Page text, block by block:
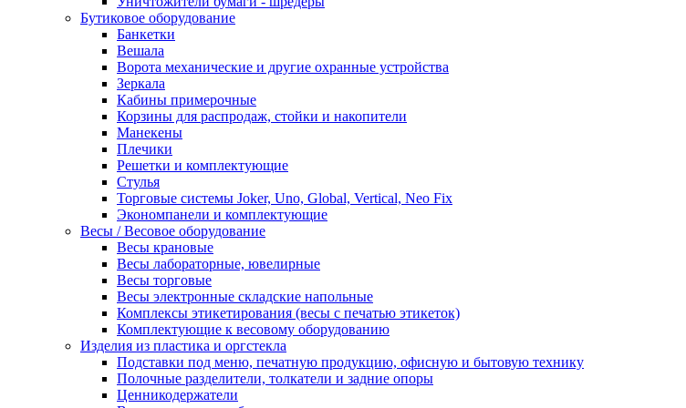
Бутиковое оборудование
Банкетки
Вешала
Ворота механические и другие охранные устройства
Зеркала
Кабины примерочные
Корзины для распродаж, стойки и накопители
Манекены
Плечики
Решетки и комплектующие
Стулья
Торговые системы Joker, Uno, Global, Vertical, Neo Fix
Экономпанели и комплектующие
Весы / Весовое оборудование
Весы крановые
Весы лабораторные, ювелирные
Весы торговые
Весы электронные складские напольные
Комплексы этикетирования (весы с печатью этикеток)
Комплектующие к весовому оборудованию
Изделия из пластика и оргстекла
Подставки под меню, печатную продукцию, офисную и бытовую технику
Полочные разделители, толкатели и задние опоры
Ценникодержатели